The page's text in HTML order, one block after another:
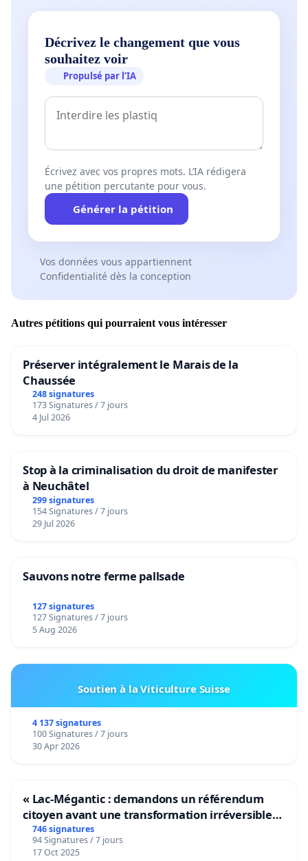
Décrivez le changement que vous
souhaitez voir
Propulsé par l’IA
Écrivez avec vos propres mots. L’IA rédigera
une pétition percutante pour vous.
Générer la pétition
Vos données vous appartiennent
Confidentialité dès la conception
Autres pétitions qui pourraient vous intéresser
Préserver intégralement le Marais de la
Chaussée
248 signatures
173 Signatures / 7 jours
4 Jul 2026
Stop à la criminalisation du droit de manifester
à Neuchâtel
299 signatures
154 Signatures / 7 jours
29 Jul 2026
Sauvons notre ferme pallsade
127 signatures
127 Signatures / 7 jours
5 Aug 2026
Soutien à la Viticulture Suisse
4 137 signatures
100 Signatures / 7 jours
30 Apr 2026
« Lac-Mégantic : demandons un référendum
citoyen avant une transformation irréversible
de notre territoire »
746 signatures
94 Signatures / 7 jours
17 Oct 2025